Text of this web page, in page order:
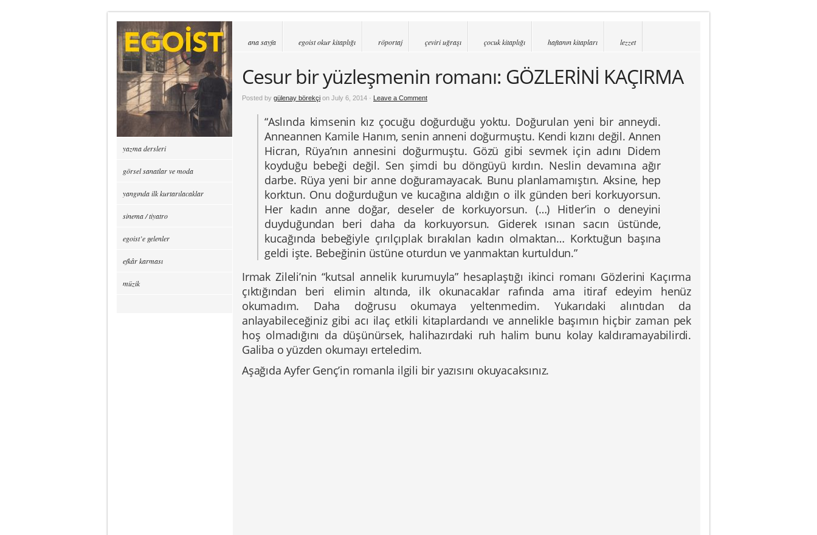
ana sayfa egoist okur kitaplığı röportaj çeviri uğraşı çocuk kitaplığı haftanın kitapları lezzet
Cesur bir yüzleşmenin romanı: GÖZLERİNİ KAÇIRMA
Posted by gülenay börekçi on July 6, 2014 · Leave a Comment
“Aslında kimsenin kız çocuğu doğurduğu yoktu. Doğurulan yeni bir anneydi.
Anneannen Kamile Hanım, senin anneni doğurmuştu. Kendi kızını değil. Annen
Hicran, Rüya’nın annesini doğurmuştu. Gözü gibi sevmek için adını Didem
koyduğu bebeği değil. Sen şimdi bu döngüyü kırdın. Neslin devamına ağır
darbe. Rüya yeni bir anne doğuramayacak. Bunu planlamamıştın. Aksine, hep
korktun. Onu doğurduğun ve kucağına aldığın o ilk günden beri korkuyorsun.
Her kadın anne doğar, deseler de korkuyorsun. (…) Hitler’in o deneyini
duyduğundan beri daha da korkuyorsun. Giderek ısınan sacın üstünde,
kucağında bebeğiyle çırılçıplak bırakılan kadın olmaktan… Korktuğun başına
geldi işte. Bebeğinin üstüne oturdun ve yanmaktan kurtuldun.”
Irmak Zileli’nin “kutsal annelik kurumuyla” hesaplaştığı ikinci romanı Gözlerini Kaçırma
çıktığından beri elimin altında, ilk okunacaklar rafında ama itiraf edeyim henüz
okumadım. Daha doğrusu okumaya yeltenmedim. Yukarıdaki alıntıdan da
anlayabileceğiniz gibi acı ilaç etkili kitaplardandı ve annelikle başımın hiçbir zaman pek
hoş olmadığını da düşünürsek, halihazırdaki ruh halim bunu kolay kaldıramayabilirdi.
Galiba o yüzden okumayı erteledim.
Aşağıda Ayfer Genç’in romanla ilgili bir yazısını okuyacaksınız.
yazma dersleri
görsel sanatlar ve moda
yangında ilk kurtarılacaklar
sinema / tiyatro
egoist’e gelenler
efkâr karması
müzik